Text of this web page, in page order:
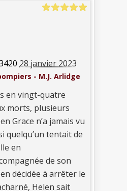
28 janvier 2023
- M.J. Arlidge
en vingt-quatre
morts, plusieurs
Grace n’a jamais vu
quelqu’un tentait de
en
de son
décidée à arrêter le
Helen sait